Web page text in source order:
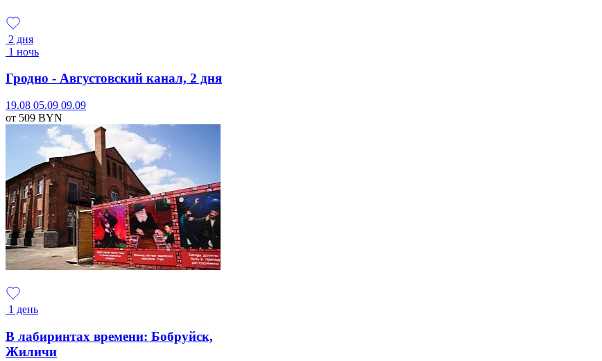
2 дня
1 ночь
Гродно - Августовский канал, 2 дня
19.08 05.09 09.09
от 509 BYN
1 день
В лабиринтах времени: Бобруйск,
Жиличи